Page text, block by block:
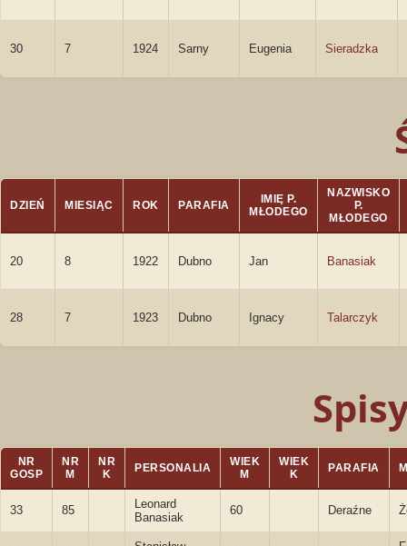
30 7 1924 Sarny Eugenia Sieradzka
DZIEŃ MIESIĄC ROK PARAFIA
IMIĘ P.
MŁODEGO
NAZWISKO
P.
MŁODEGO
20 8 1922 Dubno Jan Banasiak
28 7 1923 Dubno Ignacy Talarczyk
NR
GOSP
NR
M
NR
K
PERSONALIA
WIEK
M
WIEK
K
PARAFIA
33 85
Leonard
Banasiak
60 Deraźne